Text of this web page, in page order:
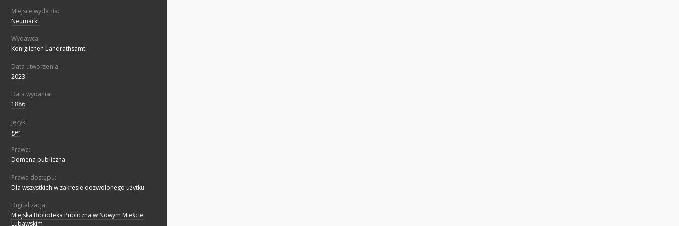
Miejsce wydania:
Neumarkt
Wydawca:
Königlichen Landrathsamt
Data utworzenia:
2023
Data wydania:
1886
Język:
ger
Prawa:
Domena publiczna
Prawa dostępu:
Dla wszystkich w zakresie dozwolonego użytku
Digitalizacja:
Miejska Biblioteka Publiczna w Nowym Mieście
Lubawskim